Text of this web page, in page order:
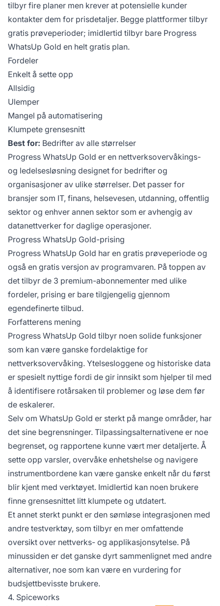
tilbyr fire planer men krever at potensielle kunder
kontakter dem for prisdetaljer. Begge plattformer tilbyr
gratis prøveperioder; imidlertid tilbyr bare Progress
WhatsUp Gold en helt gratis plan.
Fordeler
Enkelt å sette opp
Allsidig
Ulemper
Mangel på automatisering
Klumpete grensesnitt
Best for: Bedrifter av alle størrelser
Progress WhatsUp Gold er en nettverksovervåkings-
og ledelsesløsning designet for bedrifter og
organisasjoner av ulike størrelser. Det passer for
bransjer som IT, finans, helsevesen, utdanning, offentlig
sektor og enhver annen sektor som er avhengig av
datanettverker for daglige operasjoner.
Progress WhatsUp Gold-prising
Progress WhatsUp Gold har en gratis prøveperiode og
også en gratis versjon av programvaren. På toppen av
det tilbyr de 3 premium-abonnementer med ulike
fordeler, prising er bare tilgjengelig gjennom
egendefinerte tilbud.
Forfatterens mening
Progress WhatsUp Gold tilbyr noen solide funksjoner
som kan være ganske fordelaktige for
nettverksovervåking. Ytelsesloggene og historiske data
er spesielt nyttige fordi de gir innsikt som hjelper til med
å identifisere rotårsaken til problemer og løse dem før
de eskalerer.
Selv om WhatsUp Gold er sterkt på mange områder, har
det sine begrensninger. Tilpassingsalternativene er noe
begrenset, og rapportene kunne vært mer detaljerte. Å
sette opp varsler, overvåke enhetshelse og navigere
instrumentbordene kan være ganske enkelt når du først
blir kjent med verktøyet. Imidlertid kan noen brukere
finne grensesnittet litt klumpete og utdatert.
Et annet sterkt punkt er den sømløse integrasjonen med
andre testverktøy, som tilbyr en mer omfattende
oversikt over nettverks- og applikasjonsytelse. På
minussiden er det ganske dyrt sammenlignet med andre
alternativer, noe som kan være en vurdering for
budsjettbevisste brukere.
4. Spiceworks